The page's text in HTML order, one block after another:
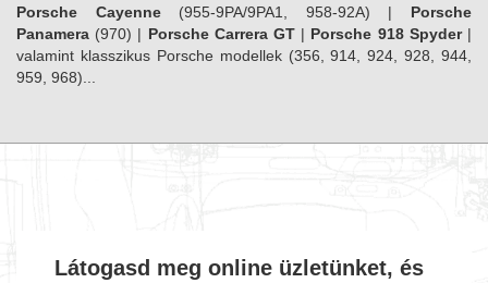
Porsche Cayenne(955-9PA/9PA1, 958-92A) | Porsche
Panamera (970) | Porsche Carrera GT | Porsche 918 Spyder|
valamint klasszikus Porsche modellek (356, 914, 924, 928, 944,
959, 968)...
Látogasd meg online üzletünket, és